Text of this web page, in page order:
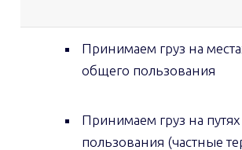
Принимаем груз на
общего пользования
Принимаем груз на
пользования (частные